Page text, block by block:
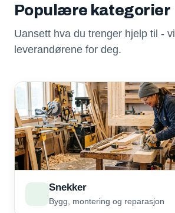
Populære kategorier
Uansett hva du trenger hjelp til -
leverandørene for deg.
Snekker
Bygg, montering og reparasjon